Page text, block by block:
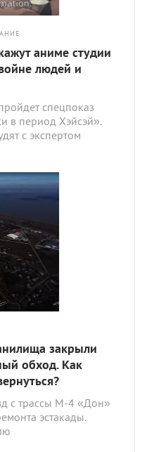
аниме студии
людей и
спецпоказ
в период Хэйсэй».
с экспертом
закрыли
обход. Как
с трассы М-4 «Дон»
эстакады.